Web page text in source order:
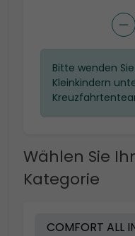
Bitte wenden
Kleinkindern
Wählen Sie
Kategorie
COMFORT ALL